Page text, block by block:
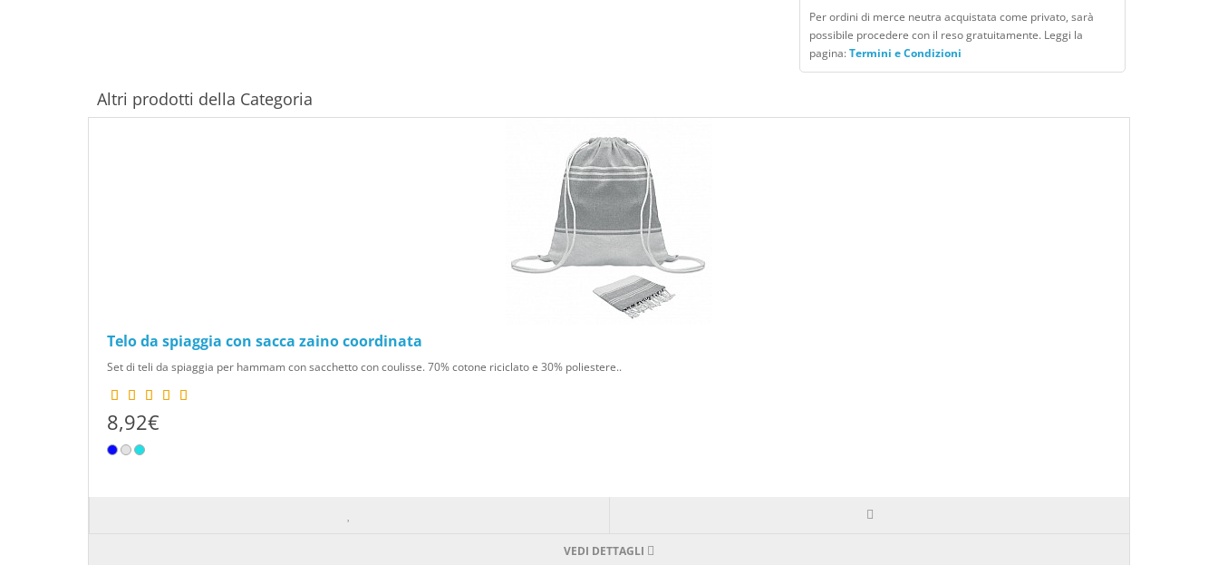
Per ordini di merce neutra acquistata come privato, sarà
possibile procedere con il reso gratuitamente. Leggi la
pagina:Termini e Condizioni
Altri prodotti della Categoria
Telo da spiaggia con sacca zaino coordinata
Set di teli da spiaggia per hammam con sacchetto con coulisse. 70% cotone riciclato e 30% poliestere..
8,92€
VEDI DETTAGLI